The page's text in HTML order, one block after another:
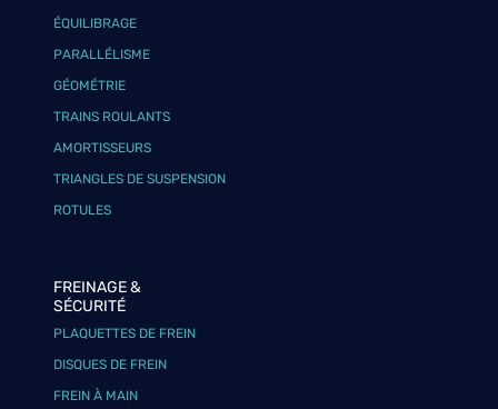
ÉQUILIBRAGE
PARALLÉLISME
GÉOMÉTRIE
TRAINS ROULANTS
AMORTISSEURS
TRIANGLES DE SUSPENSION
ROTULES
FREINAGE &
SÉCURITÉ
PLAQUETTES DE FREIN
DISQUES DE FREIN
FREIN À MAIN